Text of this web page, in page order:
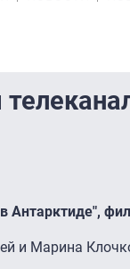
Антарктиде",
и Марина